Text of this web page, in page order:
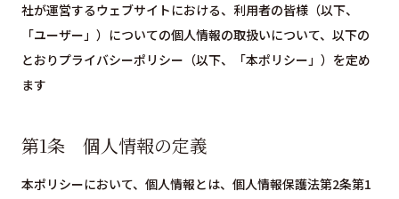
社が運営するウェブサイトにおける、利用者の皆様（以下、
「ユーザー」）についての個人情報の取扱いについて、以下の
とおりプライバシーポリシー（以下、「本ポリシー」）を定め
ます
第1条 個人情報の定義
本ポリシーにおいて、個人情報とは、個人情報保護法第2条第1